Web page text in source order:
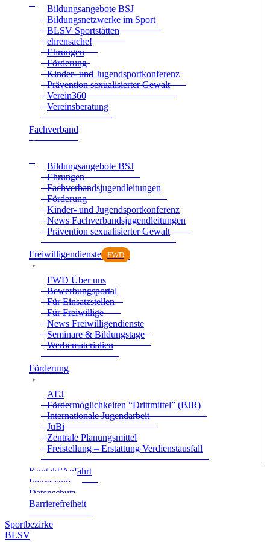
Bil­dungs­an­ge­bote BSJ
Bil­dungs­netz­werke im Sport
BLSV Sport­stät­ten
ehren­sa­che!
Ehrun­gen
För­de­rung
Kin­der- und Jugend­sport­kon­fe­renz
Prä­ven­tion sexua­li­sier­ter Gewalt
Verein360
Ver­eins­be­ra­tung
Fach­ver­band
Bil­dungs­an­ge­bote BSJ
Ehrun­gen
Fach­ver­bands­ju­gend­lei­tun­gen
För­de­rung
Kin­der- und Jugend­sport­kon­fe­renz
News Fach­ver­bands­ju­gend­lei­tun­gen
Prä­ven­tion sexua­li­sier­ter Gewalt
Frei­wil­li­gen­dienste FWD
FWD Über uns
Bewer­bungs­por­tal
Für Ein­satz­stel­len
Für Frei­wil­lige
News Frei­wil­li­gen­dienste
Semi­nare & Bil­dungs­tage
Wer­be­ma­te­ria­lien
För­de­rung
AEJ
För­der­mög­lich­kei­ten “Dritt­mit­tel” (BJR)
Inter­na­tio­nale Jugend­ar­beit
JuBi
Zen­trale Pla­nungs­mit­tel
Frei­stel­lung – Erstat­tung Ver­dienst­aus­fall
Kontakt/Anfahrt
Impres­sum
Daten­schutz
Bar­rie­re­frei­heit
Sportbezirke
BLSV